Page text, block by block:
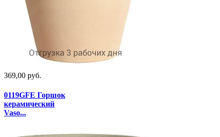
369,00 руб.
0119GFE Горшок
керамический
Vaso...